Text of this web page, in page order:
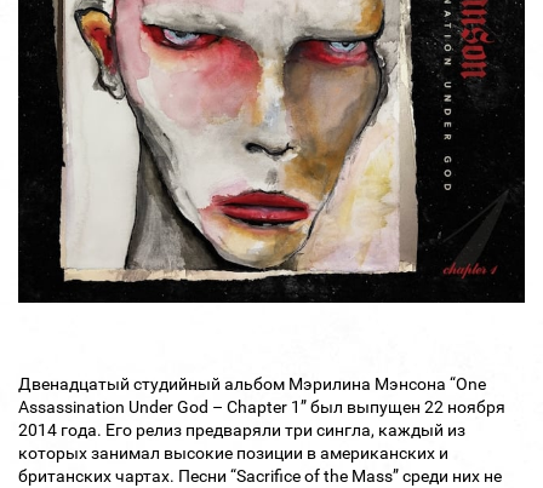
Двенадцатый студийный альбом Мэрилина Мэнсона “One
Assassination Under God – Chapter 1” был выпущен 22 ноября
2014 года. Его релиз предваряли три сингла, каждый из
которых занимал высокие позиции в американских и
британских чартах. Песни “Sacrifice of the Mass” среди них не